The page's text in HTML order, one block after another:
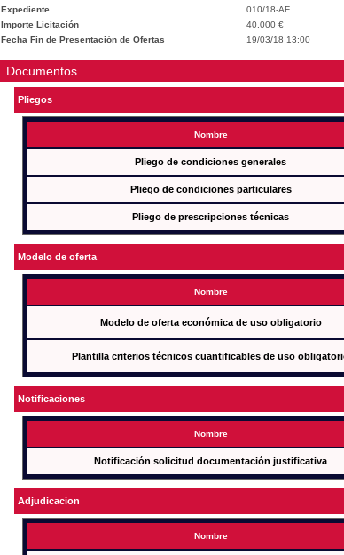
Expediente
010/18-AF
Importe Licitación
40.000 €
Fecha Fin de Presentación de Ofertas
19/03/18 13:00
Documentos
Pliegos
Nombre
Pliego de condiciones generales
Pliego de condiciones particulares
Pliego de prescripciones técnicas
Modelo de oferta
Nombre
Modelo de oferta económica de uso obligatorio
Plantilla criterios técnicos cuantificables de uso
Notificaciones
Nombre
Notificación solicitud documentación justificativa
Adjudicacion
Nombre